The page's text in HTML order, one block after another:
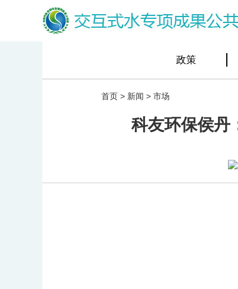
政策
首页 > 新闻 > 市场
科友环保侯丹